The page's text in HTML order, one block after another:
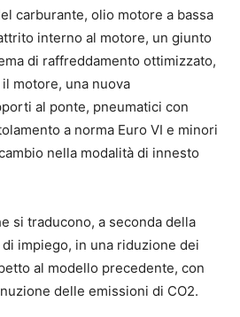
carburante, olio motore a bassa
interno al motore, un giunto
di raffreddamento ottimizzato,
motore, una nuova
al ponte, pneumatici con
a norma Euro VI e minori
nella modalità di innesto
si traducono, a seconda della
impiego, in una riduzione dei
al modello precedente, con
delle emissioni di CO2.